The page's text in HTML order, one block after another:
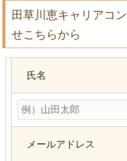
田草川恵キャリアコ
せこちらから
氏名
メールアドレス